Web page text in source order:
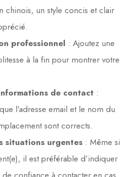
chinois, un style concis et clair
professionnel : Ajoutez une
à la fin pour montrer votre
de contact :
l’adresse email et le nom du
sont corrects.
situations urgentes : Même si
il est préférable d’indiquer